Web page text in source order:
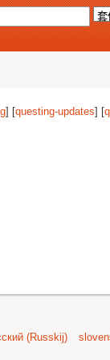
] [questing-updates] [
(Russkij)